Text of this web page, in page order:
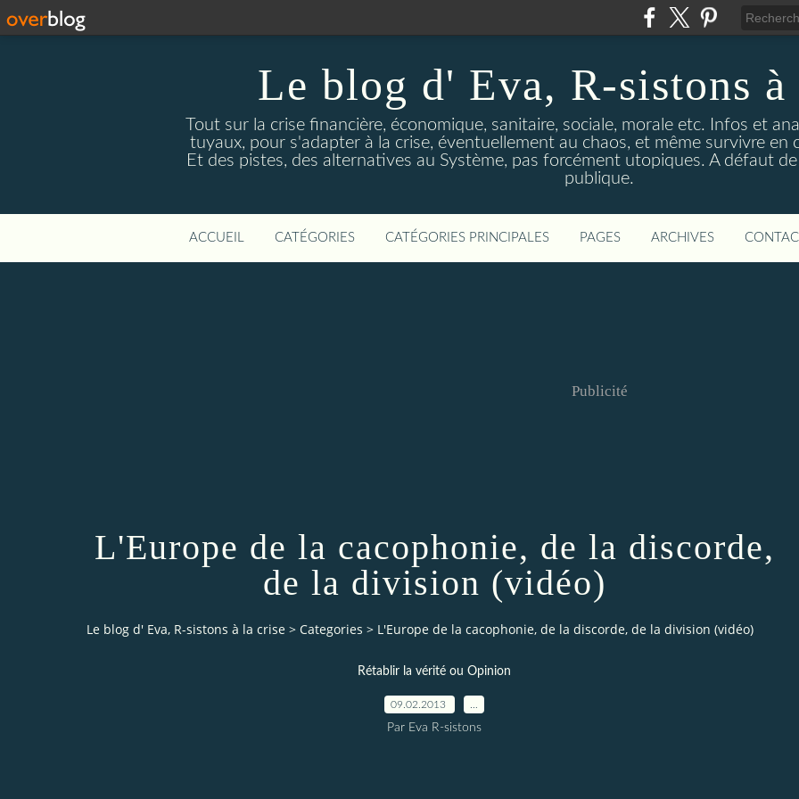
Le blog d' Eva, R-sistons à
Tout sur la crise financière, économique, sanitaire, sociale, morale etc. Infos et
tuyaux, pour s'adapter à la crise, éventuellement au chaos, et même survivre en
Et des pistes, des alternatives au Système, pas forcément utopiques. A défaut
publique.
ACCUEIL CATÉGORIES CATÉGORIES PRINCIPALES PAGES ARCHIVES
Publicité
L'Europe de la cacophonie, de la discorde,
de la division (vidéo)
Le blog d' Eva, R-sistons à la crise > Categories > L'Europe de la cacophonie, de la discorde, de la division (vidéo)
Rétablir la vérité ou Opinion
09.02.2013
Par Eva R-sistons